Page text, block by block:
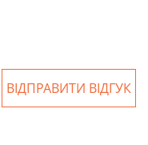
ВІДПРАВИТИ ВІДГУК